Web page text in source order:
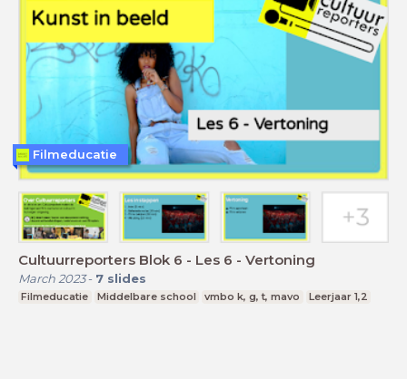
Cultuurreporters Blok 6 - Les 6 - Vertoning
March 2023- 7 slides
Filmeducatie Middelbare school vmbo k, g, t, mavo Leerjaar 1,2
Filmeducatie